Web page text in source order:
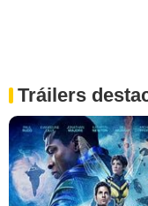
Tráilers